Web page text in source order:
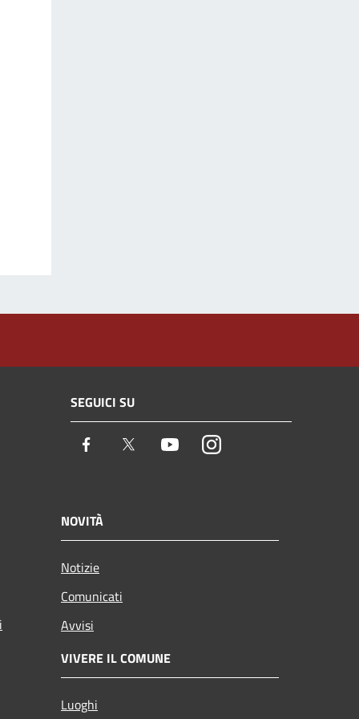
SEGUICI SU
Facebook Twitter YoutubeInstagram
NOVITÀ
Notizie
Comunicati
Avvisi
VIVERE IL COMUNE
Luoghi